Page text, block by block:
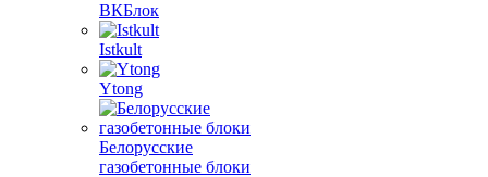
ВКБлок
Istkult
Ytong
Белорусские
газобетонные блоки